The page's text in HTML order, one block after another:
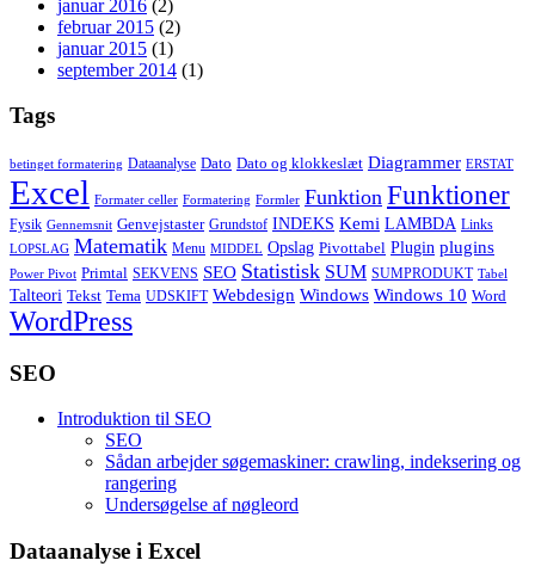
januar 2016 (2)
februar 2015 (2)
januar 2015 (1)
september 2014 (1)
Tags
betinget formatering Dataanalyse Dato Dato og klokkeslæt Diagrammer ERSTAT
Excel Formater celler Formatering Formler Funktion Funktioner
Fysik Gennemsnit Genvejstaster Grundstof INDEKS Kemi LAMBDA Links
LOPSLAG Matematik Menu MIDDEL Opslag Pivottabel Plugin plugins
Power Pivot Primtal SEKVENS SEO Statistisk SUM SUMPRODUKT Tabel
Talteori Tekst Tema UDSKIFT Webdesign Windows Windows 10 Word
WordPress
SEO
Introduktion til SEO
SEO
Sådan arbejder søgemaskiner: crawling, indeksering og
rangering
Undersøgelse af nøgleord
Dataanalyse i Excel